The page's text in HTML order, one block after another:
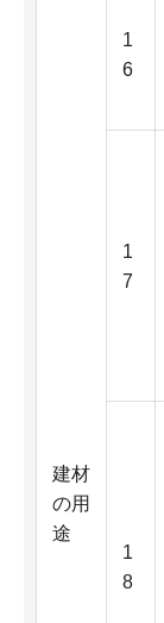
建材
の用
途
1
6
1
7
1
8